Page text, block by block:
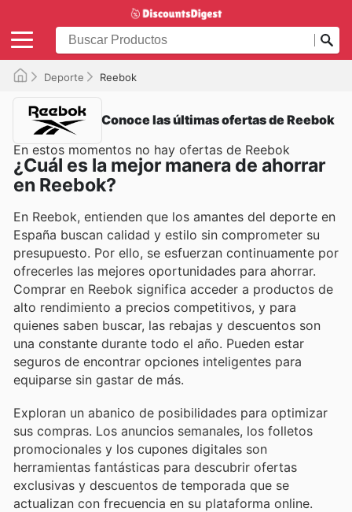
Deporte Reebok
Conoce las últimas ofertas de Reebok
En estos momentos no hay ofertas de Reebok
¿Cuál es la mejor manera de ahorrar
en Reebok?
En Reebok, entienden que los amantes del deporte en
España buscan calidad y estilo sin comprometer su
presupuesto. Por ello, se esfuerzan continuamente por
ofrecerles las mejores oportunidades para ahorrar.
Comprar en Reebok significa acceder a productos de
alto rendimiento a precios competitivos, y para
quienes saben buscar, las rebajas y descuentos son
una constante durante todo el año. Pueden estar
seguros de encontrar opciones inteligentes para
equiparse sin gastar de más.
Exploran un abanico de posibilidades para optimizar
sus compras. Los anuncios semanales, los folletos
promocionales y los cupones digitales son
herramientas fantásticas para descubrir ofertas
exclusivas y descuentos de temporada que se
actualizan con frecuencia en su plataforma online.